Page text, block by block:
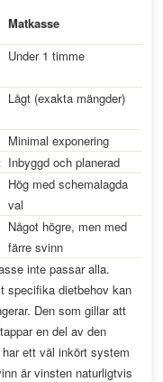
Matkasse
Under 1 timme
Lågt (exakta mängder)
Minimal exponering
Inbyggd och planerad
Hög med schemalagda
val
Något högre, men med
färre svinn
inte passar alla.
specifika dietbehov kan
Den som gillar att
en del av den
ett väl inkört system
är vinsten naturligtvis